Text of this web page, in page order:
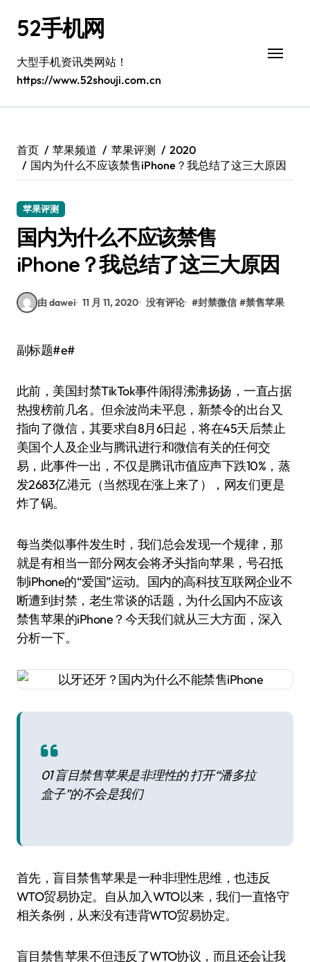
52手机网
大型手机资讯类网站！
https://www.52shouji.com.cn
首页 苹果频道 苹果评测
2020
国内为什么不应该禁售iPhone？我总结了这三大原因
苹果评测
国内为什么不应该禁售
iPhone？我总结了这三大原因
由 dawei 11 月 11, 2020 没有评论 #封禁微信 #禁售苹果
副标题#e#
此前，美国封禁TikTok事件闹得沸沸扬扬，一直占据
热搜榜前几名。但余波尚未平息，新禁令的出台又
指向了微信，其要求自8月6日起，将在45天后禁止
美国个人及企业与腾讯进行和微信有关的任何交
易，此事件一出，不仅是腾讯市值应声下跌10%，蒸
发2683亿港元（当然现在涨上来了），网友们更是
炸了锅。
每当类似事件发生时，我们总会发现一个规律，那
就是有相当一部分网友会将矛头指向苹果，号召抵
制iPhone的“爱国”运动。国内的高科技互联网企业不
断遭到封禁，老生常谈的话题，为什么国内不应该
禁售苹果的iPhone？今天我们就从三大方面，深入
分析一下。
01 盲目禁售苹果是非理性的 打开“潘多拉
盒子”的不会是我们
首先，盲目禁售苹果是一种非理性思维，也违反
WTO贸易协定。自从加入WTO以来，我们一直恪守
相关条例，从来没有违背WTO贸易协定。
盲目禁售苹果不但违反了WTO协议，而且还会让我